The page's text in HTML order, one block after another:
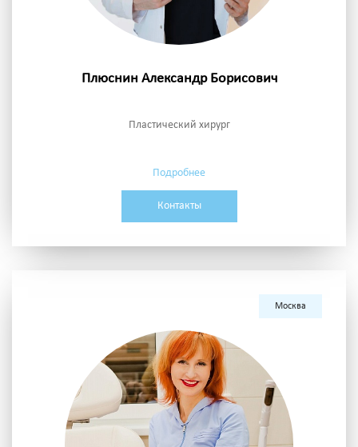
Плюснин Александр Борисович
Пластический хирург
Подробнее
Контакты
Москва